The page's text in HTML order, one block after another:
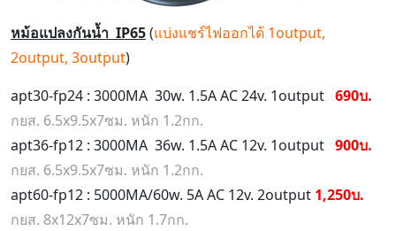
หม้อแปลงกันน้ำ IP65(แบ่งแชร์ไฟออกได้ 1output,
2output, 3output)
apt30-fp24 : 3000MA 30w. 1.5A AC 24v. 1output 690บ.
กยส. 6.5x9.5x7ซม. หนัก 1.2กก.
apt36-fp12 : 3000MA 36w. 1.5A AC 12v. 1output 900บ.
กยส. 6.5x9.5x7ซม. หนัก 1.2กก.
apt60-fp12 : 5000MA/60w. 5A AC 12v. 2output 1,250บ.
กยส. 8x12x7ซม. หนัก 1.7กก.